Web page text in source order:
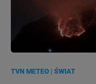
TVN METEO |ŚWIAT